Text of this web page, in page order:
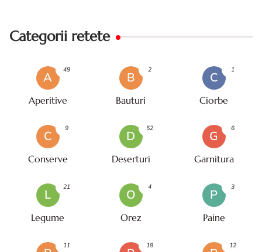
Categorii retete
A
Aperitive
49
B
Bauturi
2
C
Ciorbe
1
C
Conserve
9
D
Deserturi
52
G
Garnitura
6
L
Legume
21
O
Orez
4
P
Paine
3
11 18 12